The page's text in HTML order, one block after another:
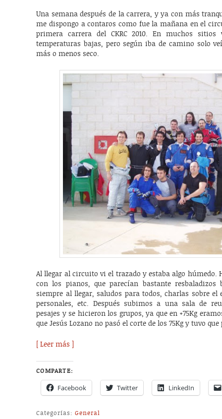
Una semana después de la carrera, y ya con más
me dispongo a contaros como fue la mañana en el
primera carrera del CKRC 2010. En muchos
temperaturas bajas, pero según iba de camino solo
más o menos seco.
Al llegar al circuito vi el trazado y estaba algo húmedo.
con los pianos, que parecían bastante resbaladizos
siempre al llegar, saludos para todos, charlas sobre el
personales, etc. Después subimos a una sala de
pesajes y se hicieron los grupos, ya que en +75Kg
que Jesús Lozano no pasó el corte de los 75Kg y tuvo
[ Leer más ]
COMPARTE:
Facebook Twitter LinkedIn
Categorías: General